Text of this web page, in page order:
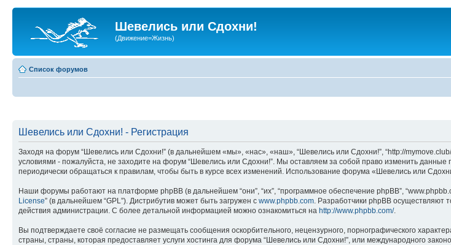
Шевелись или Сдохни!
(Движение=Жизнь)
Список форумов
Шевелись или Сдохни! - Регистрация
Заходя на форум “Шевелись или Сдохни!” (в дальнейшем «мы», «нас», «наш», “Шевелись или Сдохни!”, “http://
условиями - пожалуйста, не заходите на форум “Шевелись или Сдохни!”. Мы оставляем за собой право изменить
периодически обращаться к правилам, чтобы быть в курсе всех изменений. Использование форума «Шевелись или
Наши форумы работают на платформе phpBB (в дальнейшем “они”, “их”, “программное обеспечение phpBB”,
License” (в дальнейшем “GPL”). Дистрибутив может быть загружен с www.phpbb.com. Разработчики phpBB осуществляют
действия администрации. С более детальной информацией можно ознакомиться на http://www.phpbb.com/.
Вы подтверждаете своё согласие не размещать сообщения оскорбительного, нецензурного, порнографического
страны, страны, которая предоставляет услуги хостинга для форума “Шевелись или Сдохни!”, или международного